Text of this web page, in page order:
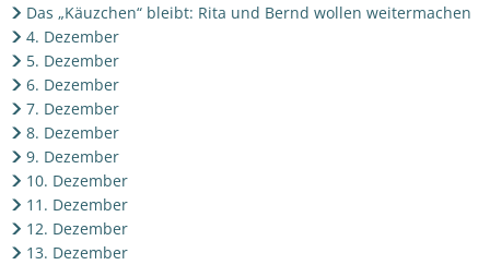
Das „Käuzchen“ bleibt: Rita und Bernd wollen weitermachen
4. Dezember
5. Dezember
6. Dezember
7. Dezember
8. Dezember
9. Dezember
10. Dezember
11. Dezember
12. Dezember
13. Dezember